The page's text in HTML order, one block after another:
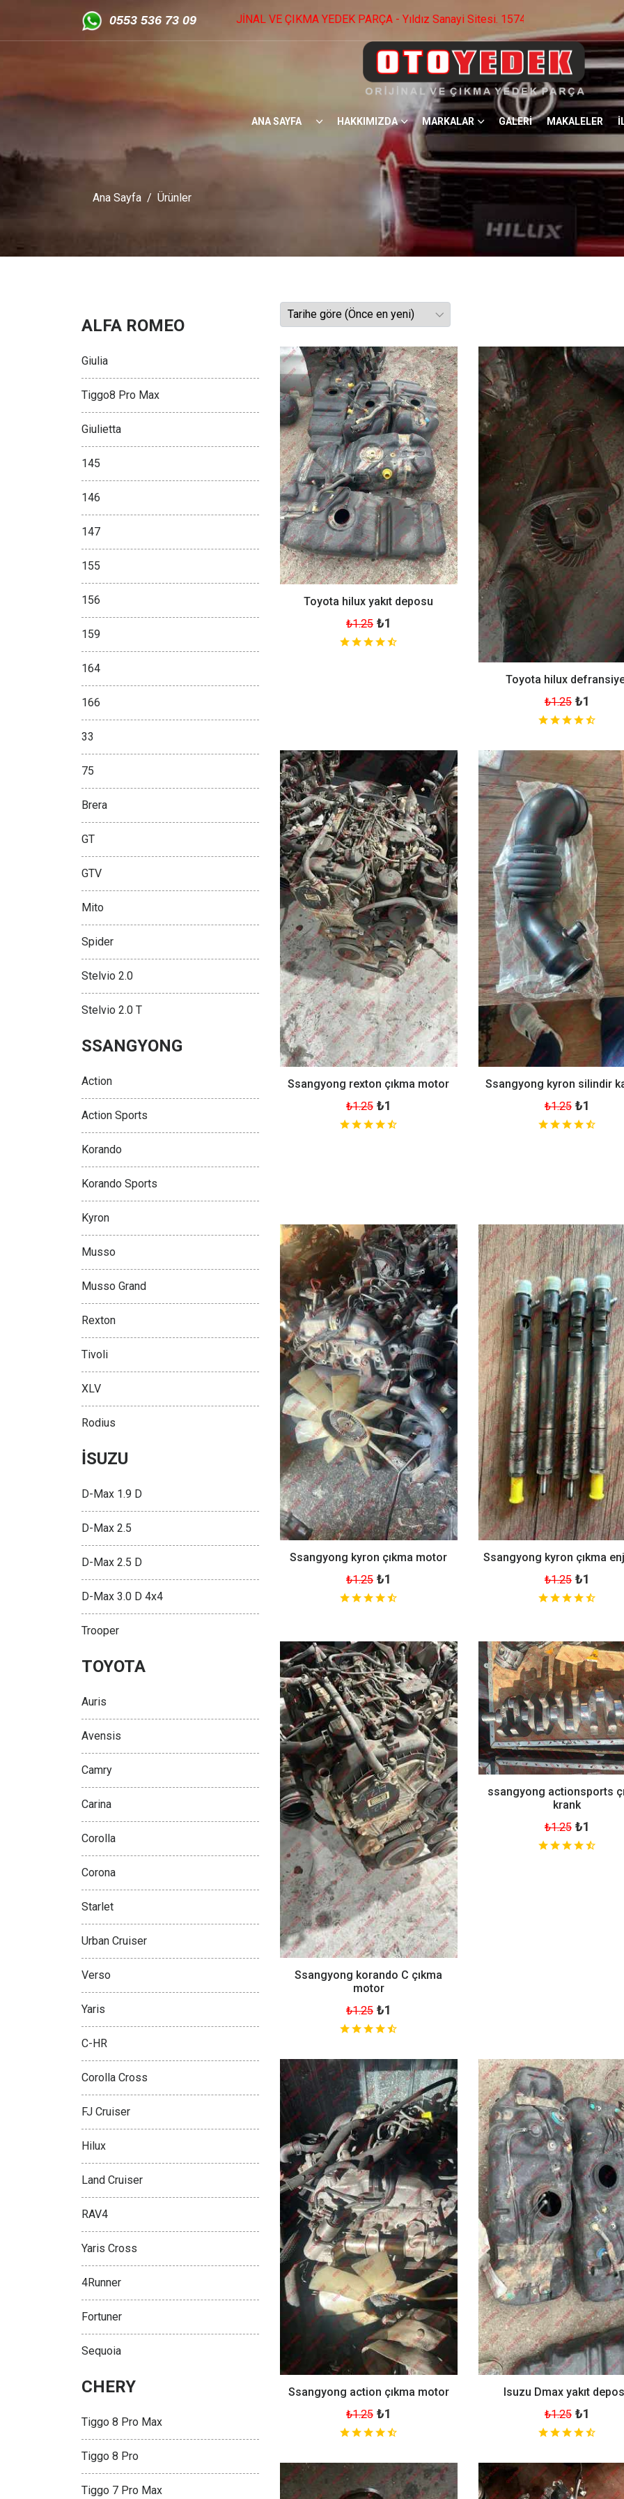
0553 536 73 09
- ISUZU ORİJİNAL VE ÇIKMA YEDEK PARÇA - Yıldız Sanayi Sitesi. 1574.Cad No: 22 Ostim / ANKARA -0 553 536 73 09 -
ANA SAYFA HAKKIMIZDA MARKALAR GALERİ MAKALELER
Ana Sayfa Ürünler
Toyota hilux yakıt deposu
₺1.25 ₺1
Toyota hilux
₺1.25 ₺1
Ssangyong rexton çıkma motor
₺1.25 ₺1
Ssangyong kyron silindir
₺1.25 ₺1
Ssangyong kyron çıkma motor
₺1.25 ₺1
Ssangyong kyron çıkma
₺1.25 ₺1
Ssangyong korando C çıkma
motor
₺1.25 ₺1
ssangyong actionsports
krank
₺1.25 ₺1
Ssangyong action çıkma motor
₺1.25 ₺1
Isuzu Dmax yakıt
₺1.25 ₺1
ALFA ROMEO
Giulia
Tiggo8 Pro Max
Giulietta
145
146
147
155
156
159
164
166
33
75
Brera
GT
GTV
Mito
Spider
Stelvio 2.0
Stelvio 2.0 T
SSANGYONG
Action
Action Sports
Korando
Korando Sports
Kyron
Musso
Musso Grand
Rexton
Tivoli
XLV
Rodius
İSUZU
D-Max 1.9 D
D-Max 2.5
D-Max 2.5 D
D-Max 3.0 D 4x4
Trooper
TOYOTA
Auris
Avensis
Camry
Carina
Corolla
Corona
Starlet
Urban Cruiser
Verso
Yaris
C-HR
Corolla Cross
FJ Cruiser
Hilux
Land Cruiser
RAV4
Yaris Cross
4Runner
Fortuner
Sequoia
CHERY
Tiggo 8 Pro Max
Tiggo 8 Pro
Tiggo 7 Pro Max